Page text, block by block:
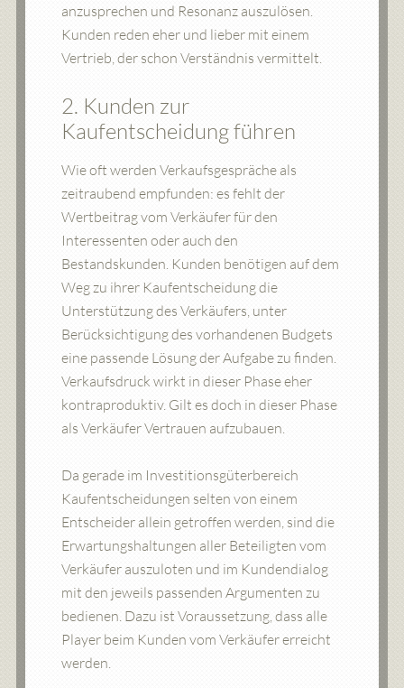
anzusprechen und Resonanz auszulösen.
Kunden reden eher und lieber mit einem
Vertrieb, der schon Verständnis vermittelt.
2. Kunden zur
Kaufentscheidung führen
Wie oft werden Verkaufsgespräche als
zeitraubend empfunden: es fehlt der
Wertbeitrag vom Verkäufer für den
Interessenten oder auch den
Bestandskunden. Kunden benötigen auf dem
Weg zu ihrer Kaufentscheidung die
Unterstützung des Verkäufers, unter
Berücksichtigung des vorhandenen Budgets
eine passende Lösung der Aufgabe zu finden.
Verkaufsdruck wirkt in dieser Phase eher
kontraproduktiv. Gilt es doch in dieser Phase
als Verkäufer Vertrauen aufzubauen.
Da gerade im Investitionsgüterbereich
Kaufentscheidungen selten von einem
Entscheider allein getroffen werden, sind die
Erwartungshaltungen aller Beteiligten vom
Verkäufer auszuloten und im Kundendialog
mit den jeweils passenden Argumenten zu
bedienen. Dazu ist Voraussetzung, dass alle
Player beim Kunden vom Verkäufer erreicht
werden.